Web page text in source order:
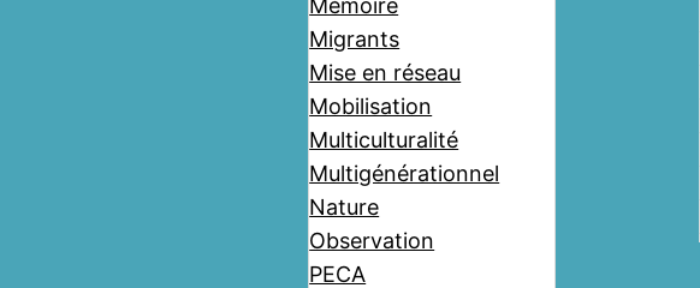
Mémoire
Migrants
Mise en réseau
Mobilisation
Multiculturalité
Multigénérationnel
Nature
Observation
PECA